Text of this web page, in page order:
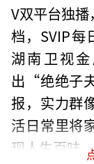
V双平台独
档，SVIP每
湖南卫视
出“绝绝子
报，实力群
活日常里将
现人生百味